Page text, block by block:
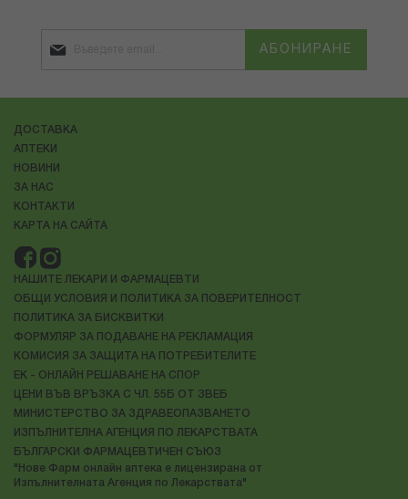
АБОНИРАНЕ
ДОСТАВКА
АПТЕКИ
НОВИНИ
ЗА НАС
КОНТАКТИ
КАРТА НА САЙТА
НАШИТЕ ЛЕКАРИ И ФАРМАЦЕВТИ
ОБЩИ УСЛОВИЯ И ПОЛИТИКА ЗА ПОВЕРИТЕЛНОСТ
ПОЛИТИКА ЗА БИСКВИТКИ
ФОРМУЛЯР ЗА ПОДАВАНЕ НА РЕКЛАМАЦИЯ
КОМИСИЯ ЗА ЗАЩИТА НА ПОТРЕБИТЕЛИТЕ
ЕК - ОНЛАЙН РЕШАВАНЕ НА СПОР
ЦЕНИ ВЪВ ВРЪЗКА С ЧЛ. 55Б ОТ ЗВЕБ
МИНИСТЕРСТВО ЗА ЗДРАВЕОПАЗВАНЕТО
ИЗПЪЛНИТЕЛНА АГЕНЦИЯ ПО ЛЕКАРСТВАТА
БЪЛГАРСКИ ФАРМАЦЕВТИЧЕН СЪЮЗ
"Нове Фарм онлайн аптека е лицензирана от
Изпълнителната Агенция по Лекарствата"